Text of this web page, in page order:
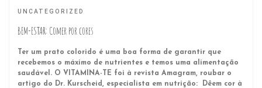
UNCATEGORIZED
BEM-ESTAR: Comer por cores
Ter um prato colorido é uma boa forma de garantir que
recebemos o máximo de nutrientes e temos uma alimentação
saudável. O VITAMINA-TE foi à revista Amagram, roubar o
artigo do Dr. Kurscheid, especialista em nutrição: Dêem cor à